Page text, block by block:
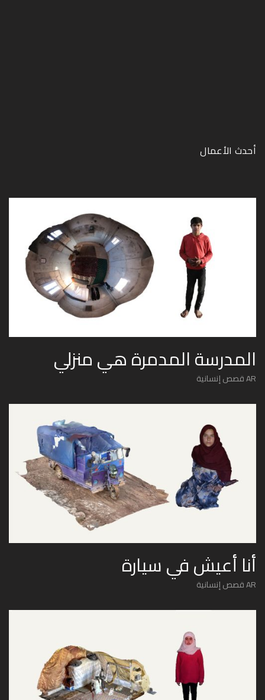
أحدث الأعمال
المدرسة المدمرة هي منزلي
AR قصص إنسانية
أنا أعيش في سيارة
AR قصص إنسانية